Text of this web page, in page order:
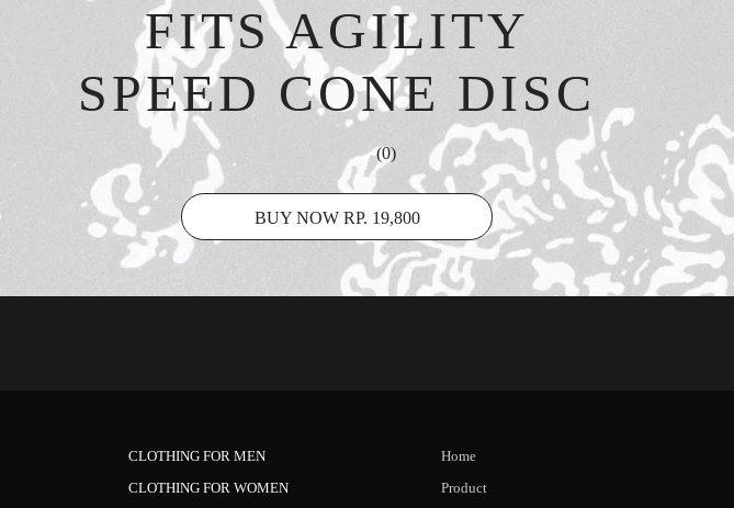
FITS AGILITY
SPEED CONE DISC
(0)
BUY NOW RP. 19,800
CLOTHING FOR MEN
CLOTHING FOR WOMEN
Home
Product